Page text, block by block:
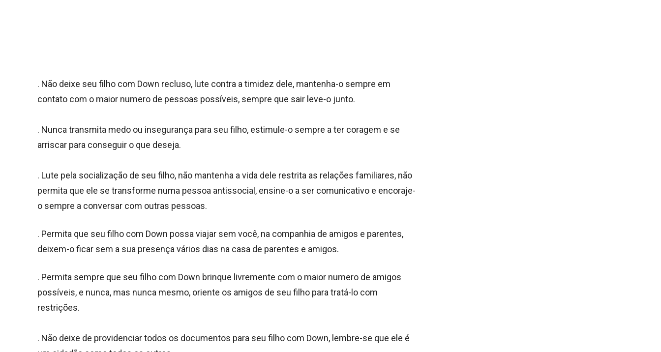
. Não deixe seu filho com Down recluso, lute contra a timidez dele, mantenha-o sempre em
contato com o maior numero de pessoas possíveis, sempre que sair leve-o junto.
. Nunca transmita medo ou insegurança para seu filho, estimule-o sempre a ter coragem e se
arriscar para conseguir o que deseja.
. Lute pela socialização de seu filho, não mantenha a vida dele restrita as relações familiares, não
permita que ele se transforme numa pessoa antissocial, ensine-o a ser comunicativo e encoraje-
o sempre a conversar com outras pessoas.
. Permita que seu filho com Down possa viajar sem você, na companhia de amigos e parentes,
deixem-o ficar sem a sua presença vários dias na casa de parentes e amigos.
. Permita sempre que seu filho com Down brinque livremente com o maior numero de amigos
possíveis, e nunca, mas nunca mesmo, oriente os amigos de seu filho para tratá-lo com
restrições.
. Não deixe de providenciar todos os documentos para seu filho com Down, lembre-se que ele é